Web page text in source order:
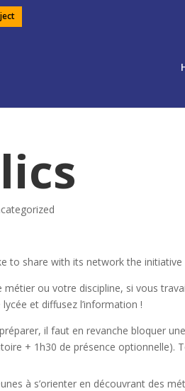
to share with its network the initiative
métier ou votre discipline, si vous
et diffusez l’information !
préparer, il faut en revanche bloquer
+ 1h30 de présence optionnelle).
à s’orienter en découvrant des